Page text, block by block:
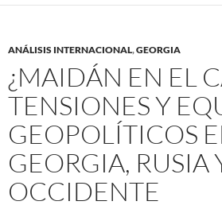
ANÁLISIS INTERNACIONAL,GEORGIA
¿MAIDÁN EN EL
TENSIONES Y
GEOPOLÍTICOS
GEORGIA, RUSIA
OCCIDENTE